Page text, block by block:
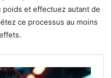
et effectuez autant de
ce processus au moins